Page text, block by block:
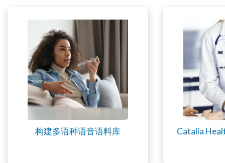
构建多语种语音语料库 Catalia